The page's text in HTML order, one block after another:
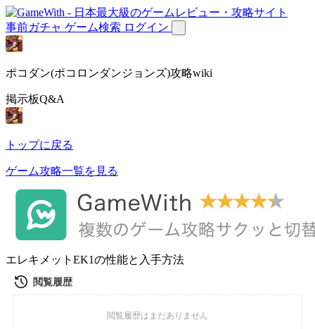
事前ガチャ ゲーム検索 ログイン
ポコダン(ポコロンダンジョンズ)攻略wiki
掲示板Q&A
トップに戻る
ゲーム攻略一覧を見る
エレキメットEK1の性能と入手方法